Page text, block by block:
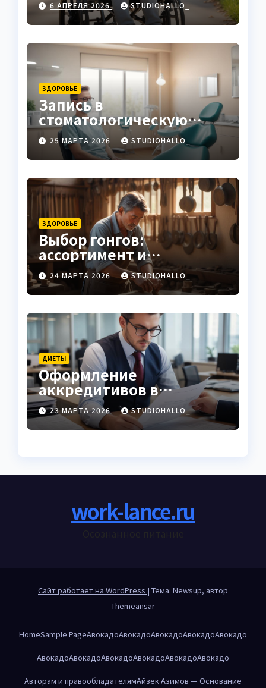
6 АПРЕЛЯ 2026 STUDIOHALLO_
ЗДОРОВЬЕ
Запись в
стоматологическую
клинику
25 МАРТА 2026 STUDIOHALLO_
ЗДОРОВЬЕ
Выбор гонгов:
ассортимент и
характеристики
24 МАРТА 2026 STUDIOHALLO_
ДИЕТЫ
Оформление
аккредитивов в
международной
торговле
23 МАРТА 2026 STUDIOHALLO_
work-lance.ru
Сайт работает на WordPress | Тема: Newsup, автор
Themeansar
HomeSample PageАвокадоАвокадоАвокадоАвокадоАвокадо
АвокадоАвокадоАвокадоАвокадоАвокадоАвокадо
Авторам и правообладателямАйзек Азимов — Основание